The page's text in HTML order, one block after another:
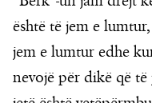
është të jem e
jem e lumtur edhe
nevojë për dikë që të